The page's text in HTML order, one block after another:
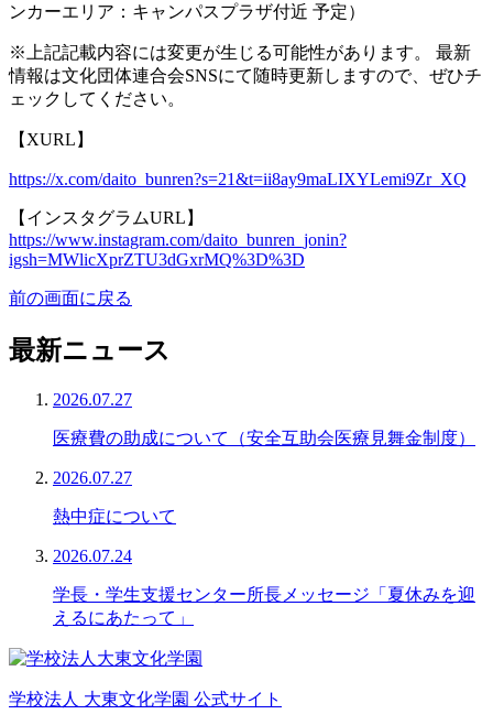
ンカーエリア：キャンパスプラザ付近 予定）
※上記記載内容には変更が生じる可能性があります。 最新
情報は文化団体連合会SNSにて随時更新しますので、ぜひチ
ェックしてください。
【XURL】
https://x.com/daito_bunren?s=21&t=ii8ay9maLIXYLemi9Zr_XQ
【インスタグラムURL】
https://www.instagram.com/daito_bunren_jonin?
igsh=MWlicXprZTU3dGxrMQ%3D%3D
前の画面に戻る
最新ニュース
2026.07.27
医療費の助成について（安全互助会医療見舞金制度）
2026.07.27
熱中症について
2026.07.24
学長・学生支援センター所長メッセージ「夏休みを迎
えるにあたって」
学校法人 大東文化学園 公式サイト